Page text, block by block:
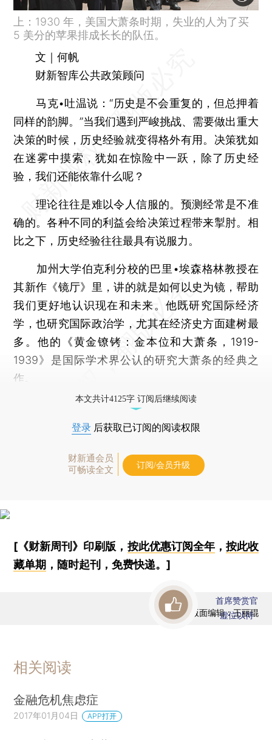
上：1930 年，美国大萧条时期，失业的人为了买
5 美分的苹果排成长长的队伍。
文｜何帆
财新智库公共政策顾问
马克•吐温说：“历史是不会重复的，但总押着
同样的韵脚。”当我们遇到严峻挑战、需要做出重大
决策的时候，历史经验就变得格外有用。决策犹如
在迷雾中摸索，犹如在惊险中一跃，除了历史经
验，我们还能依靠什么呢？
理论往往是难以令人信服的。预测经常是不准
确的。各种不同的利益会给决策过程带来掣肘。相
比之下，历史经验往往最具有说服力。
加州大学伯克利分校的巴里•埃森格林教授在
其新作《镜厅》里，讲的就是如何以史为镜，帮助
我们更好地认识现在和未来。他既研究国际经济
学，也研究国际政治学，尤其在经济史方面建树最
多。他的《黄金镣铐：金本位和大萧条，1919-
1939》是国际学术界公认的研究大萧条的经典之
作。
本文共计4125字 订阅后继续阅读
登录 后获取已订阅的阅读权限
财新通会员
可畅读全文
订阅/会员升级
[《财新周刊》印刷版， 按此优惠订阅全年， 按此收
藏单期 ，随时起刊，免费快递。]
版面编辑：王丽琨
首席赞赏官
虚位以待
相关阅读
金融危机焦虑症
2017年01月04日 APP打开